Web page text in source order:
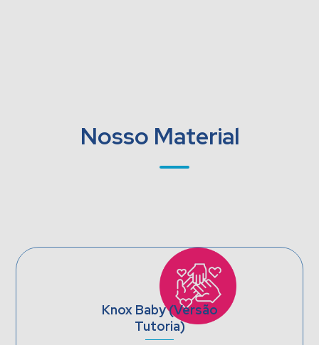
Nosso Material
Knox Baby (Versão
Tutoria)